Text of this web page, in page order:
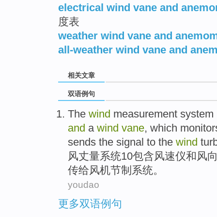
electrical wind vane and
度表
weather wind vane and
all-weather wind vane and
相关文章
双语例句
The wind measurement system
and a wind vane, which
sends the signal to the wind
风丈量系统10包含风速仪和风
传给风机节制 系统。
youdao
更多双语例句